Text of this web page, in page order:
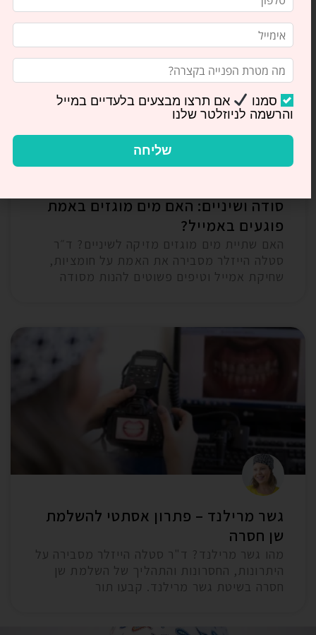
סודה ושיניים: האם מים מוגזים באמת
פוגעים באמייל?
האם שתיית מים מוגזים מזיקה לשיניים? ד״ר
סטלה הייזלר מסבירה את האמת על חומציות,
שחיקת אמייל וטיפים פשוטים להנות מסודה
גשר מרילנד – פתרון אסתטי להשלמת
שן חסרה
מהו גשר מרילנד? ד"ר סטלה הייזלר מסבירה על
היתרונות, החסרונות והתהליך של השלמת שן
חסרה בשיטת גשר מרילנד. קבעו תור
סמנו
אם תרצו מבצעים בלעדיים במייל
והרשמה לניוזלטר שלנו
שליחה